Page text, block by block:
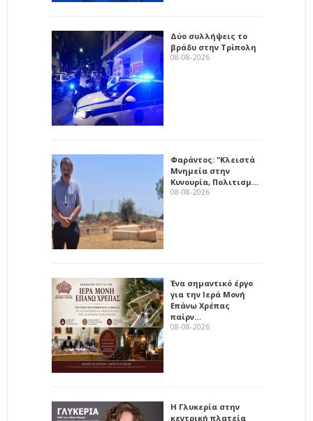
Δύο συλλήψεις το
βράδυ στην Τρίπολη
08-08-2026
Φαράντος: "Κλειστά
Μνημεία στην
Κυνουρία, Πολιτισμ…
08-08-2026
Ένα σημαντικό έργο
για την Ιερά Μονή
Επάνω Χρέπας
παίρν…
08-08-2026
Η Γλυκερία στην
κεντρική πλατεία